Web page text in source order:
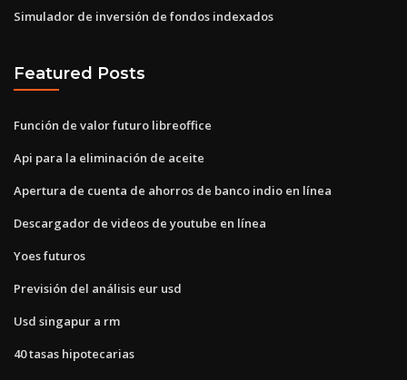
Simulador de inversión de fondos indexados
Featured Posts
Función de valor futuro libreoffice
Api para la eliminación de aceite
Apertura de cuenta de ahorros de banco indio en línea
Descargador de videos de youtube en línea
Yoes futuros
Previsión del análisis eur usd
Usd singapur a rm
40 tasas hipotecarias